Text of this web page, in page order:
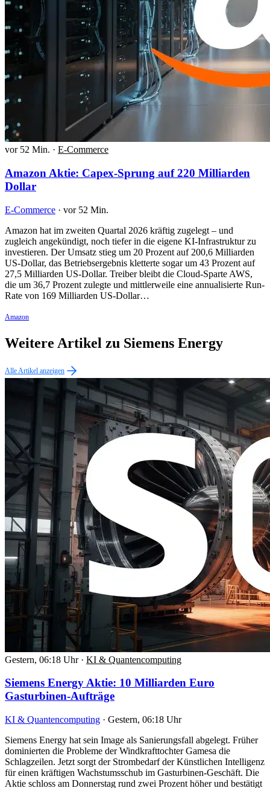
vor 52 Min. · E-Commerce
Amazon Aktie: Capex-Sprung auf 220 Milliarden
Dollar
E-Commerce · vor 52 Min.
Amazon hat im zweiten Quartal 2026 kräftig zugelegt – und
zugleich angekündigt, noch tiefer in die eigene KI-Infrastruktur zu
investieren. Der Umsatz stieg um 20 Prozent auf 200,6 Milliarden
US-Dollar, das Betriebsergebnis kletterte sogar um 43 Prozent auf
27,5 Milliarden US-Dollar. Treiber bleibt die Cloud-Sparte AWS,
die um 36,7 Prozent zulegte und mittlerweile eine annualisierte Run-
Rate von 169 Milliarden US-Dollar…
Amazon
Weitere Artikel zu Siemens Energy
Alle Artikel anzeigen
Gestern, 06:18 Uhr · KI & Quantencomputing
Siemens Energy Aktie: 10 Milliarden Euro
Gasturbinen-Aufträge
KI & Quantencomputing · Gestern, 06:18 Uhr
Siemens Energy hat sein Image als Sanierungsfall abgelegt. Früher
dominierten die Probleme der Windkrafttochter Gamesa die
Schlagzeilen. Jetzt sorgt der Strombedarf der Künstlichen Intelligenz
für einen kräftigen Wachstumsschub im Gasturbinen-Geschäft. Die
Aktie schloss am Donnerstag rund zwei Prozent höher und bestätigt